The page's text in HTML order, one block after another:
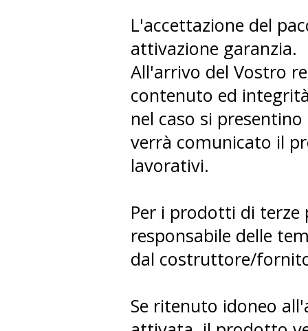
L'accettazione del
attivazione garanzia.
All'arrivo del Vostro
contenuto ed
nel caso si
verrà comunicato il
lavorativi.
Per i prodotti di terze
responsabile delle
dal costruttore/
Se ritenuto idoneo